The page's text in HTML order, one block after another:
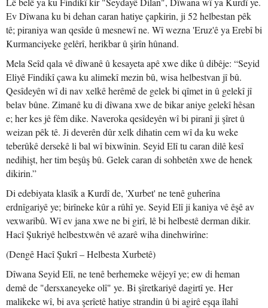
Ev Dîwana ku bi dehan caran hatiye çapkirin, ji 52 helbestan pêk
tê; piraniya wan qesîde û mesnewî ne. Wî wezna 'Eruz'ê ya Erebî bi
Kurmanciyeke gelêrî, herikbar û şirîn hûnand.
Mela Seîd qala vê dîwanê û kesayeta apê xwe dike û dibêje: “Seyid
Eliyê Findikî çawa ku alimekî mezin bû, wisa helbestvan jî bû.
Qesîdeyên wî di nav xelkê herêmê de gelek bi qîmet in û gelekî jî
belav bûne. Zimanê ku di dîwana xwe de bikar aniye gelekî hêsan
e; her kes jê fêm dike. Naveroka qesîdeyên wî bi piranî ji şîret û
weizan pêk tê. Ji deverên dûr xelk dihatin cem wî da ku weke
teberûkê dersekê li bal wî bixwînin. Seyid Elî tu caran dilê kesî
nedihişt, her tim beşûş bû. Gelek caran di sohbetên xwe de henek
dikirin.”
Di edebiyata klasîk a Kurdî de, 'Xurbet' ne tenê guherîna
erdnîgariyê ye; birîneke kûr a rûhî ye. Seyid Elî ji kaniya vê êşê av
vexwaribû. Wî ev jana xwe ne bi girî, lê bi helbestê derman dikir.
Hacî Şukriyê helbestxwên vê azarê wiha dinehwirîne:
(Dengê Hacî Şukrî – Helbesta Xurbetê)
Dîwana Seyid Elî, ne tenê berhemeke wêjeyî ye; ew di heman
demê de "dersxaneyeke olî" ye. Bi şîretkariyê dagirtî ye. Her
malikeke wî, bi ava şerîetê hatiye strandin û bi agirê eşqa îlahî